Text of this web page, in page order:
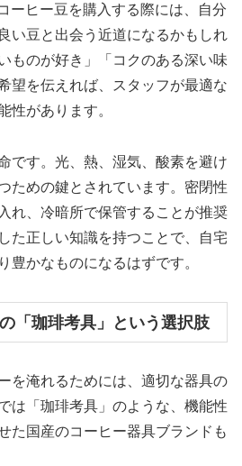
ーヒー豆を購入する際には、自分
い豆と出会う近道になるかもしれ
ものが好き」「コクのある深い味
望を伝えれば、スタッフが最適な
性があります。
です。光、熱、湿気、酸素を避け
ための鍵とされています。密閉性
れ、冷暗所で保管することが推奨
た正しい知識を持つことで、自宅
豊かなものになるはずです。
「珈琲考具」という選択肢
を淹れるためには、適切な器具の
は「珈琲考具」のような、機能性
た国産のコーヒー器具ブランドも